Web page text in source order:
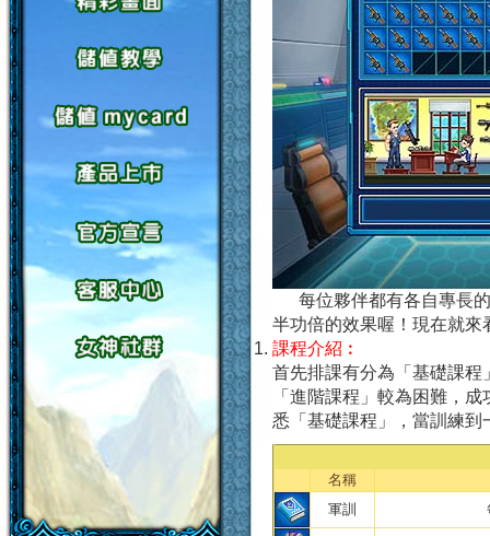
每位夥伴都有各自專長
半功倍的效果喔！現在就
課程介紹︰
首先排課有分為「基礎課
「進階課程」較為困難，
悉「基礎課程」，當訓練
名稱
軍訓